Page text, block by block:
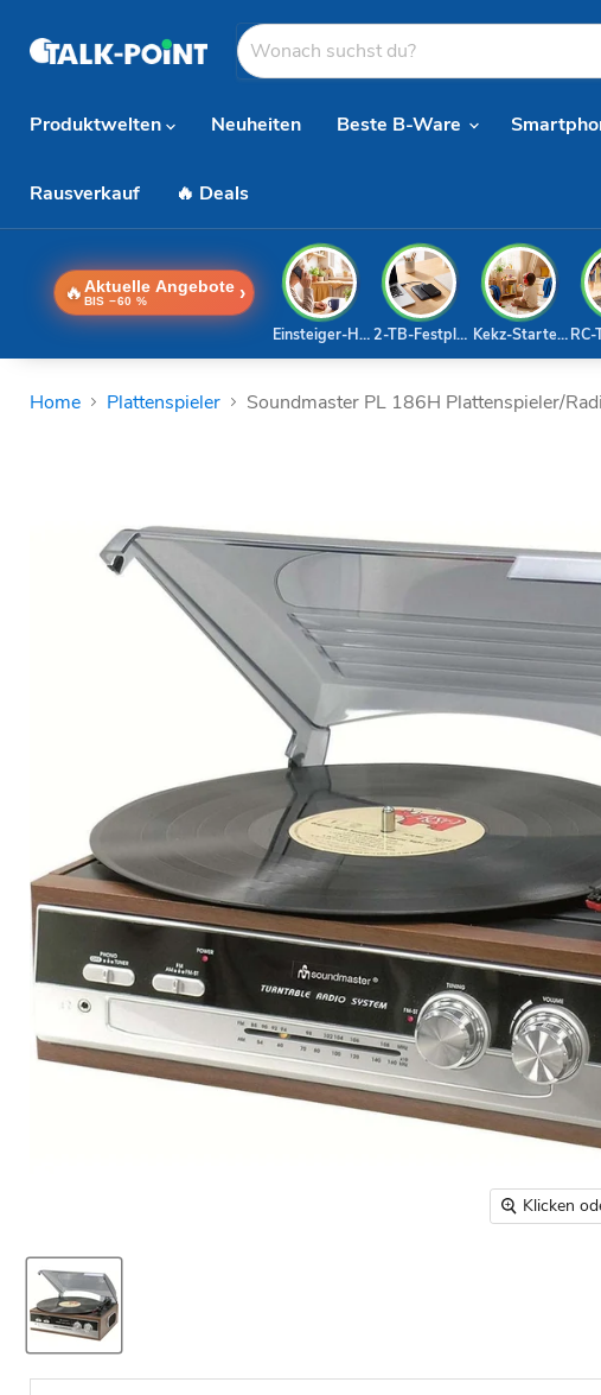
Produktwelten
Neuheiten Beste B-Ware
Rausverkauf 🔥 Deals
🔥 Aktuelle Angebote
BIS −60 % ›
RC-
Kekz-Starterset
2-TB-Festplatte
Einsteiger-Handy
Home Plattenspieler Soundmaster PL 186H Plattenspieler/
Klicken